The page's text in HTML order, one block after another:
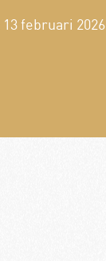
13 februari 2026